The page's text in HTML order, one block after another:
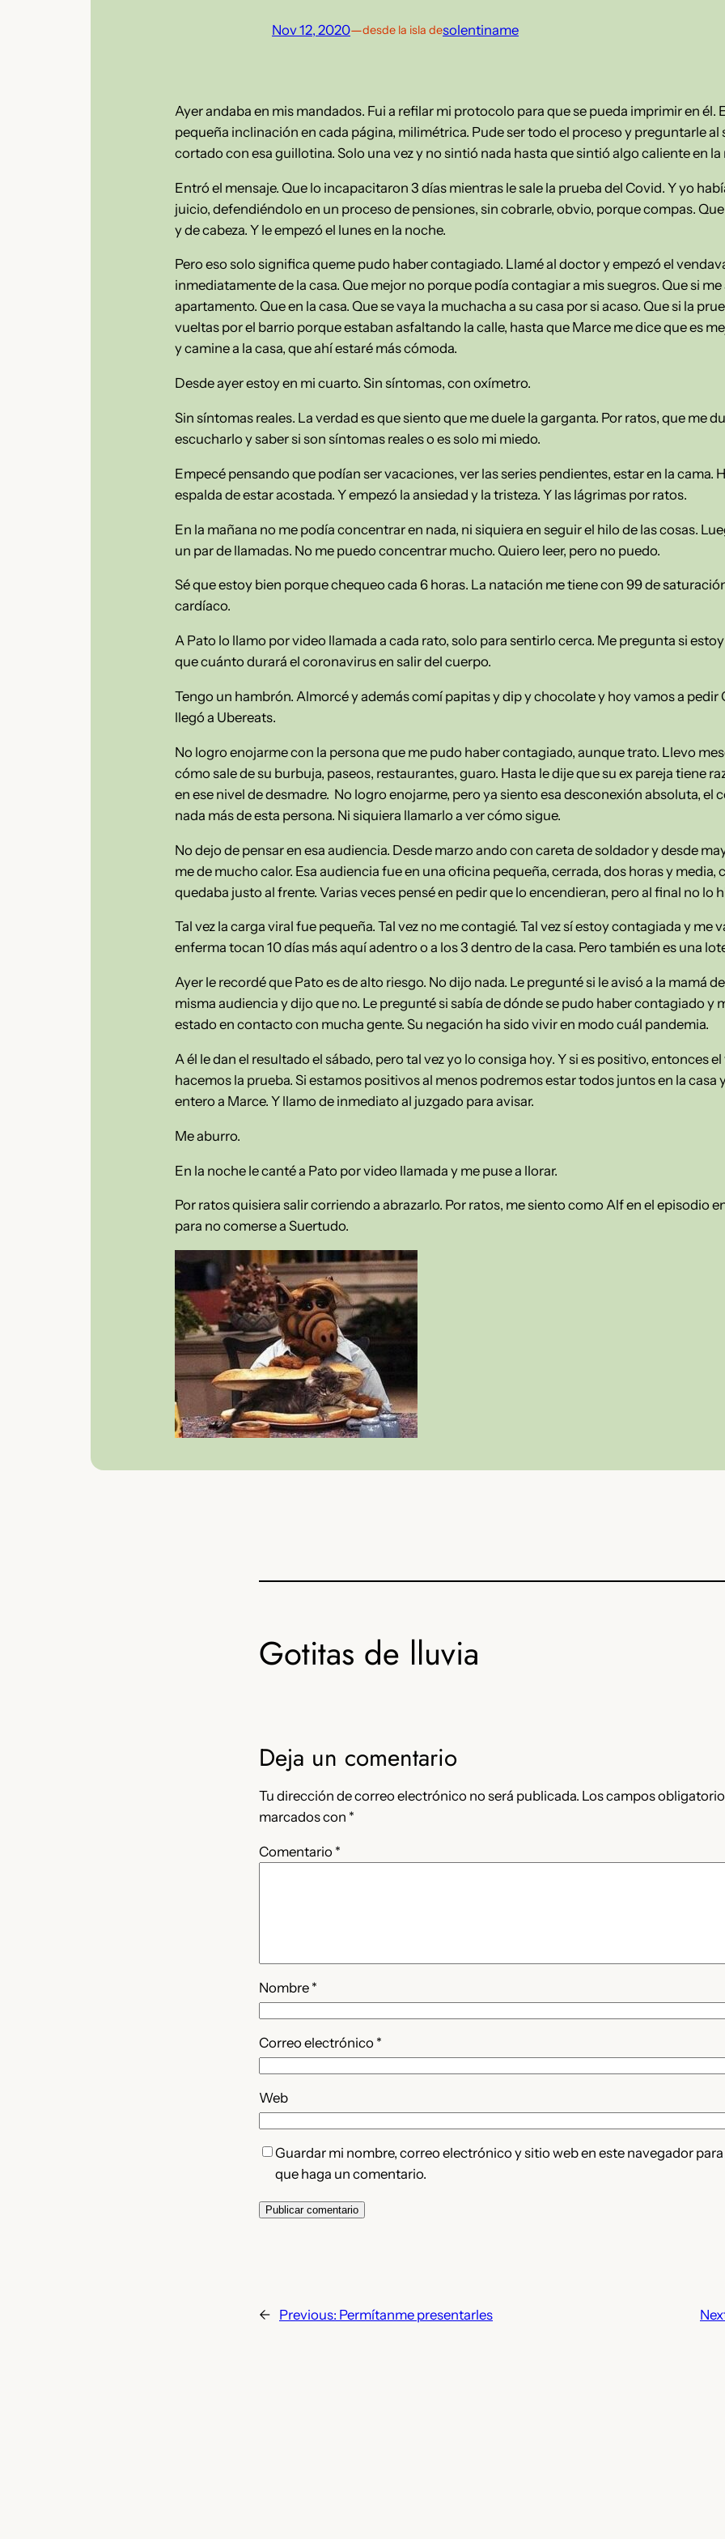
Nov 12, 2020—desde la isla desolentiname
Ayer andaba en mis mandados. Fui a refilar mi protocolo para que se pueda imprimir en él.
pequeña inclinación en cada página, milimétrica. Pude ser todo el proceso y preguntarle al
cortado con esa guillotina. Solo una vez y no sintió nada hasta que sintió algo caliente en la
Entró el mensaje. Que lo incapacitaron 3 días mientras le sale la prueba del Covid. Y yo
juicio, defendiéndolo en un proceso de pensiones, sin cobrarle, obvio, porque compas.
y de cabeza. Y le empezó el lunes en la noche.
Pero eso solo significa queme pudo haber contagiado. Llamé al doctor y empezó el
inmediatamente de la casa. Que mejor no porque podía contagiar a mis suegros. Que si me
apartamento. Que en la casa. Que se vaya la muchacha a su casa por si acaso. Que si la
vueltas por el barrio porque estaban asfaltando la calle, hasta que Marce me dice que es
y camine a la casa, que ahí estaré más cómoda.
Desde ayer estoy en mi cuarto. Sin síntomas, con oxímetro.
Sin síntomas reales. La verdad es que siento que me duele la garganta. Por ratos, que me
escucharlo y saber si son síntomas reales o es solo mi miedo.
Empecé pensando que podían ser vacaciones, ver las series pendientes, estar en la cama.
espalda de estar acostada. Y empezó la ansiedad y la tristeza. Y las lágrimas por ratos.
En la mañana no me podía concentrar en nada, ni siquiera en seguir el hilo de las cosas.
un par de llamadas. No me puedo concentrar mucho. Quiero leer, pero no puedo.
Sé que estoy bien porque chequeo cada 6 horas. La natación me tiene con 99 de
cardíaco.
A Pato lo llamo por video llamada a cada rato, solo para sentirlo cerca. Me pregunta si
que cuánto durará el coronavirus en salir del cuerpo.
Tengo un hambrón. Almorcé y además comí papitas y dip y chocolate y hoy vamos a
llegó a Ubereats.
No logro enojarme con la persona que me pudo haber contagiado, aunque trato. Llevo
cómo sale de su burbuja, paseos, restaurantes, guaro. Hasta le dije que su ex pareja tiene
en ese nivel de desmadre. No logro enojarme, pero ya siento esa desconexión absoluta, el
nada más de esta persona. Ni siquiera llamarlo a ver cómo sigue.
No dejo de pensar en esa audiencia. Desde marzo ando con careta de soldador y desde
me de mucho calor. Esa audiencia fue en una oficina pequeña, cerrada, dos horas y
quedaba justo al frente. Varias veces pensé en pedir que lo encendieran, pero al final no lo
Tal vez la carga viral fue pequeña. Tal vez no me contagié. Tal vez sí estoy contagiada y me
enferma tocan 10 días más aquí adentro o a los 3 dentro de la casa. Pero también es una
Ayer le recordé que Pato es de alto riesgo. No dijo nada. Le pregunté si le avisó a la mamá
misma audiencia y dijo que no. Le pregunté si sabía de dónde se pudo haber contagiado y
estado en contacto con mucha gente. Su negación ha sido vivir en modo cuál pandemia.
A él le dan el resultado el sábado, pero tal vez yo lo consiga hoy. Y si es positivo, entonces
hacemos la prueba. Si estamos positivos al menos podremos estar todos juntos en la casa
entero a Marce. Y llamo de inmediato al juzgado para avisar.
Me aburro.
En la noche le canté a Pato por video llamada y me puse a llorar.
Por ratos quisiera salir corriendo a abrazarlo. Por ratos, me siento como Alf en el episodio
para no comerse a Suertudo.
Gotitas de lluvia
Deja un comentario
Tu dirección de correo electrónico no será publicada. Los campos
marcados con *
Comentario *
Nombre *
Correo electrónico *
Web
Guardar mi nombre, correo electrónico y sitio web en este navegador
que haga un comentario.
← Previous: Permítanme presentarles